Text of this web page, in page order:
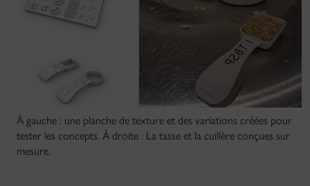
À gauche : une planche de texture et des variations créées pour
tester les concepts. À droite : La tasse et la cuillère conçues sur
mesure.